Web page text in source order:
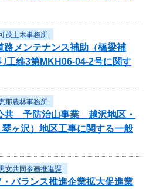
茂土木事務所
メンテナンス補助（橋梁補
/工維3第MKH06-04-2号に関す
那農林事務所
共 予防治山事業 越沢地区・
ヶ沢）地区工事に関する一般
女共同参画推進課
バランス推進企業拡大促進業